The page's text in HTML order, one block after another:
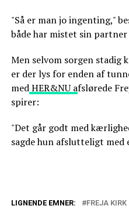
"Så er man jo ingenting,"
både har mistet sin partner
Men selvom sorgen stadig
er der lys for enden af
medHER&NU afslørede
spirer:
"Det går godt med
sagde hun afslutteligt med
LIGNENDE EMNER: FREJA KIRK